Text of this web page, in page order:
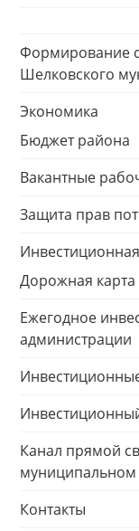
Формирование
Шелковского
Экономика
Бюджет района
Вакантные
Защита прав
Дорожная карта
Ежегодное
администрации
Канал прямой
Контакты